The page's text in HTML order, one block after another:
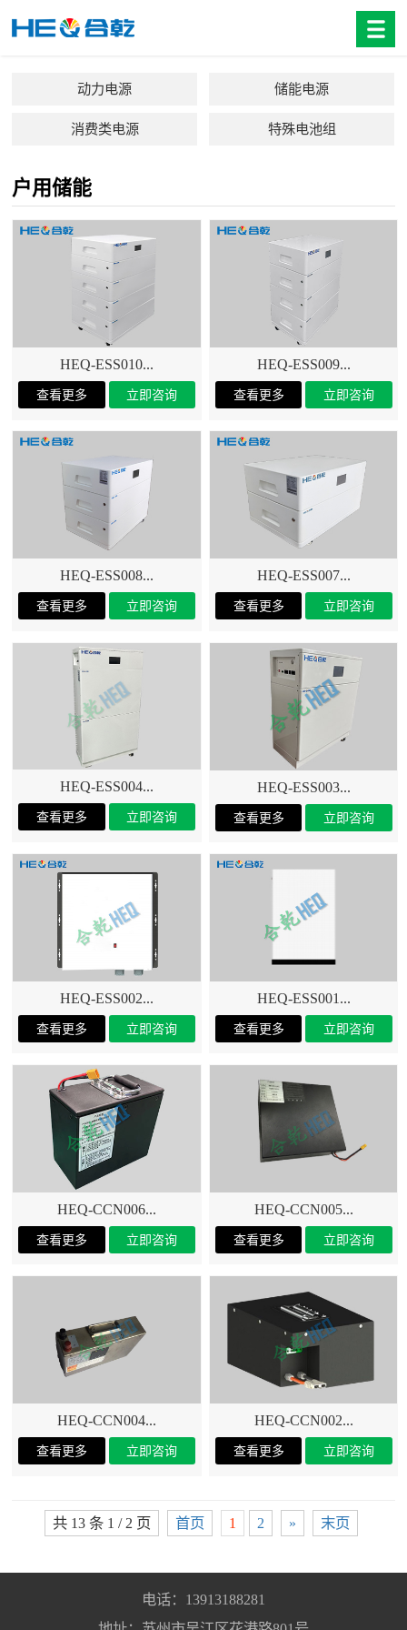
动力电源 储能电源
消费类电源 特殊电池组
户用储能
HEQ-ESS010... HEQ-ESS009...
HEQ-ESS008... HEQ-ESS007...
HEQ-ESS004... HEQ-ESS003...
HEQ-ESS002... HEQ-ESS001...
HEQ-CCN006... HEQ-CCN005...
HEQ-CCN004... HEQ-CCN002...
共 13 条 1 / 2 页 首页 1 2 » 末页
电话：13913188281